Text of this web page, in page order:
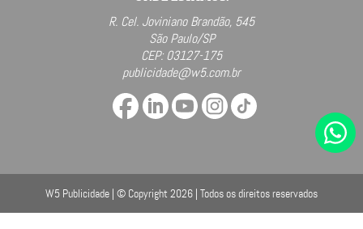
R. Cel. Joviniano Brandão, 545
São Paulo/SP
CEP: 03127-175
publicidade@w5.com.br
W5 Publicidade | © Copyright 2026 | Todos os direitos reservados